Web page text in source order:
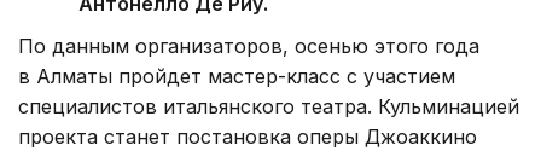
По данным организаторов, осенью этого года
в Алматы пройдет мастер-класс с участием
специалистов итальянского театра. Кульминацией
проекта станет постановка оперы Джоаккино